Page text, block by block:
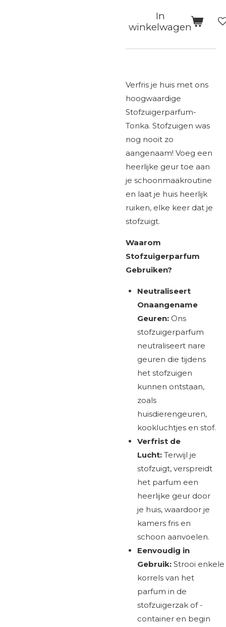
In
winkelwagen
Verfris je huis met ons
hoogwaardige
Stofzuigerparfum-
Tonka. Stofzuigen was
nog nooit zo
aangenaam! Voeg een
heerlijke geur toe aan
je schoonmaakroutine
en laat je huis heerlijk
ruiken, elke keer dat je
stofzuigt.
Waarom
Stofzuigerparfum
Gebruiken?
Neutraliseert
Onaangename
Geuren: Ons
stofzuigerparfum
neutraliseert nare
geuren die tijdens
het stofzuigen
kunnen ontstaan,
zoals
huisdierengeuren,
kookluchtjes en stof.
Verfrist de
Lucht: Terwijl je
stofzuigt, verspreidt
het parfum een
heerlijke geur door
je huis, waardoor je
kamers fris en
schoon aanvoelen.
Eenvoudig in
Gebruik:Strooi enkele
korrels van het
parfum in de
stofzuigerzak of -
container en begin